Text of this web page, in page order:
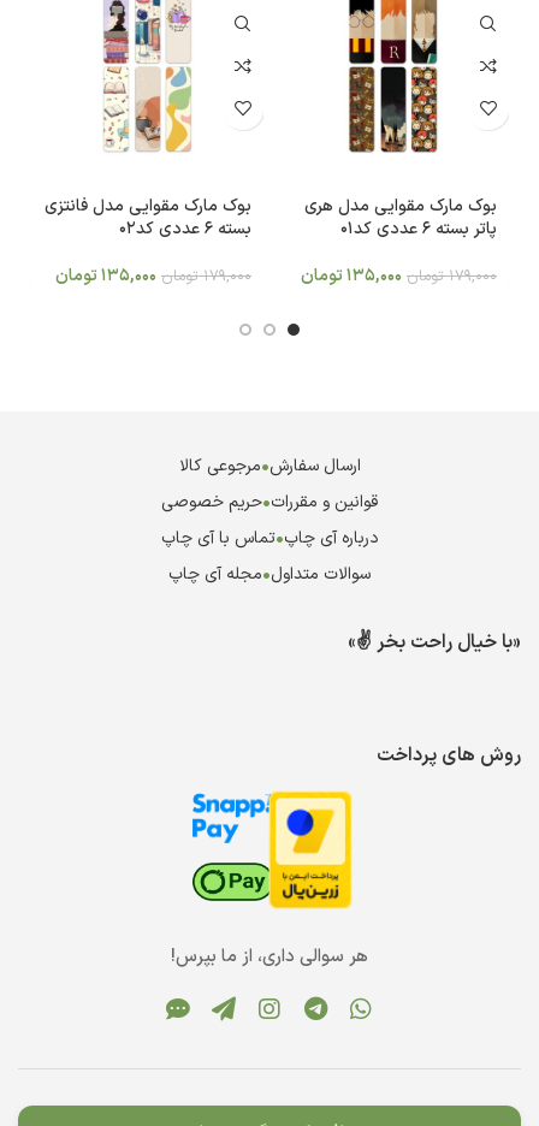
بوک مارک مقوایی مدل هری
پاتر بسته 6 عددی کد01
179,000 تومان 135,000تومان
بوک مارک مقوایی مدل فانتزی
بسته 6 عددی کد02
179,000 تومان 135,000تومان
ارسال سفارش•مرجوعی کالا
قوانین و مقررات•حریم خصوصی
درباره آی چاپ•تماس با آی چاپ
سوالات متداول•مجله آی چاپ
«با خیال راحت بخر ✌️»
روش های پرداخت
هر سوالی داری، از ما بپرس!